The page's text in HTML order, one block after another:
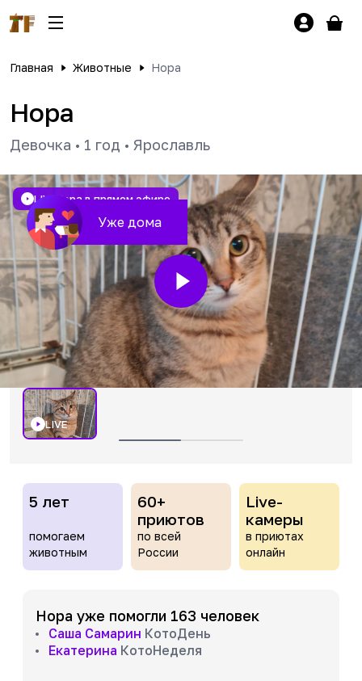
Главная Животные Нора
Нора
Девочка • 1 год • Ярославль
Уже дома
LIVE Нора в прямом эфире
LIVE
5 лет
помогаем
животным
60+
приютов
по всей
России
Live-
камеры
в приютах
онлайн
Нора уже помогли 163 человек
Саша Самарин КотоДень
Екатерина КотоНеделя